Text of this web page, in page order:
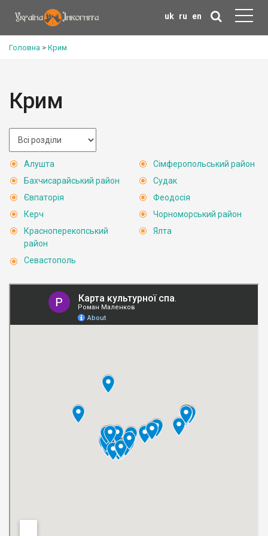
uk ru en
Головна > Крим
Крим
Алушта
Бахчисарайський район
Євпаторія
Керч
Красноперекопський
район
Севастополь
Сімферопольський район
Судак
Феодосія
Чорноморський район
Ялта